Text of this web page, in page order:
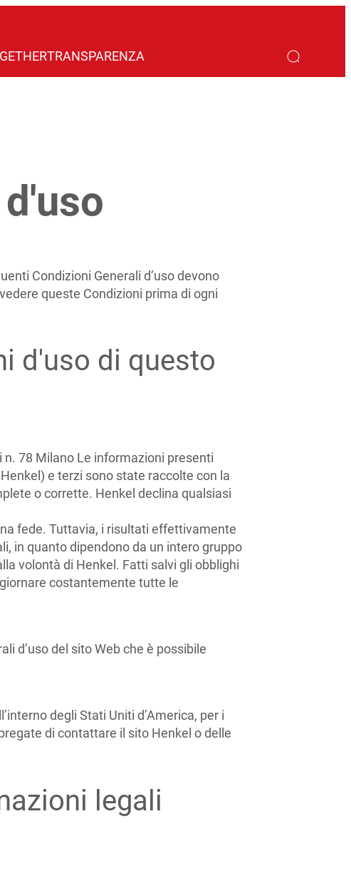
TRANSPARENZA
Condizioni Generali d’uso devono
queste Condizioni prima di ogni
d'uso di questo
78 Milano Le informazioni presenti
e terzi sono state raccolte con la
o corrette. Henkel declina qualsiasi
fede. Tuttavia, i risultati effettivamente
in quanto dipendono da un intero gruppo
volontà di Henkel. Fatti salvi gli obblighi
costantemente tutte le
d’uso del sito Web che è possibile
degli Stati Uniti d’America, per i
di contattare il sito Henkel o delle
legali